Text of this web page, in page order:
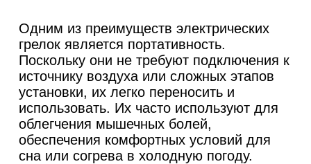
Одним из преимуществ электрических
грелок является портативность.
Поскольку они не требуют подключения к
источнику воздуха или сложных этапов
установки, их легко переносить и
использовать. Их часто используют для
облегчения мышечных болей,
обеспечения комфортных условий для
сна или согрева в холодную погоду.